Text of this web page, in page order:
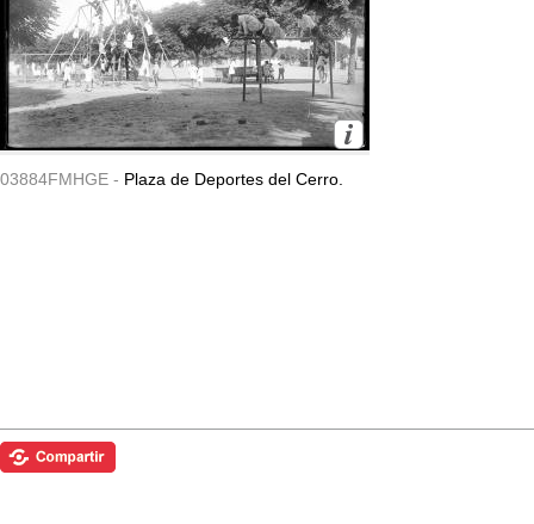
03884FMHGE - Plaza de Deportes del Cerro.